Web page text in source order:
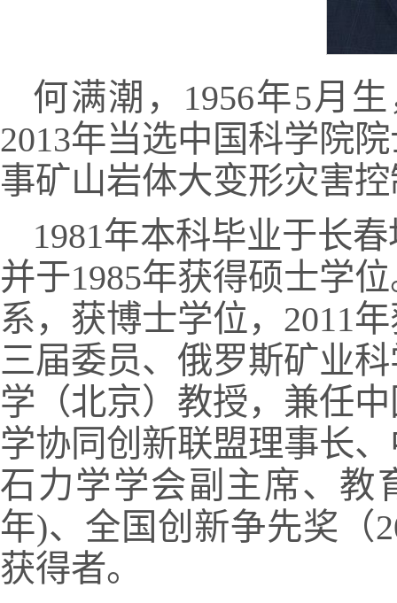
何满潮，1956年5月
2013年当选中国科学院
事矿山岩体大变形灾害
1981年本科毕业于长
并于1985年获得硕士学
系，获博士学位，2011
三届委员、俄罗斯矿业
学（北京）教授，兼任
学协同创新联盟理事长
石力学学会副主席、教
年)、全国创新争先奖（
获得者。